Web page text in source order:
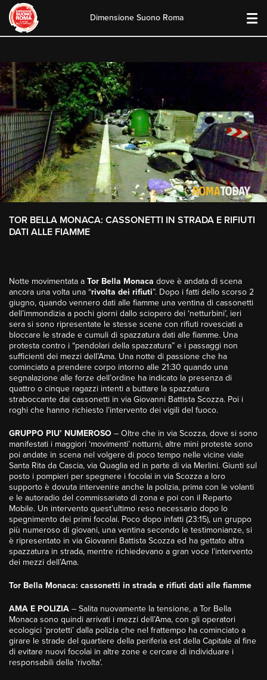
content
Dimensione Suono Roma
TOR BELLA MONACA: CASSONETTI IN STRADA E RIFIUTI
DATI ALLE FIAMME
Notte movimentata a Tor Bella Monaca dove è andata di scena
ancora una volta una “rivolta dei rifiuti”. Dopo i fatti dello scorso 2
giugno, quando vennero dati alle fiamme una ventina di cassonetti
dell’immondizia a pochi giorni dallo sciopero dei ‘netturbini’, ieri
sera si sono ripresentate le stesse scene con rifiuti rovesciati a
bloccare le strade e cumuli di spazzatura dati alle fiamme. Una
protesta contro i “pendolari della spazzatura” e i passaggi non
sufficienti dei mezzi dell’Ama. Una notte di passione che ha
cominciato a prendere corpo intorno alle 21:30 quando una
segnalazione alle forze dell’ordine ha indicato la presenza di
quattro o cinque ragazzi intenti a buttare la spazzatura
straboccante dai cassonetti in via Giovanni Battista Scozza. Poi i
roghi che hanno richiesto l’intervento dei vigili del fuoco.
GRUPPO PIU’ NUMEROSO – Oltre che in via Scozza, dove si sono
manifestati i maggiori ‘movimenti’ notturni, altre mini proteste sono
poi andate in scena nel volgere di poco tempo nelle vicine viale
Santa Rita da Cascia, via Quaglia ed in parte di via Merlini. Giunti sul
posto i pompieri per spegnere i focolai in via Scozza a loro
supporto è dovuta intervenire anche la polizia, prima con le volanti
e le autoradio del commissariato di zona e poi con il Reparto
Mobile. Un intervento quest’ultimo reso necessario dopo lo
spegnimento dei primi focolai. Poco dopo infatti (23:15), un gruppo
più numeroso di giovani, una ventina secondo le testimonianze, si
è ripresentato in via Giovanni Battista Scozza ed ha gettato altra
spazzatura in strada, mentre richiedevano a gran voce l’intervento
dei mezzi dell’Ama.
Tor Bella Monaca: cassonetti in strada e rifiuti dati alle fiamme
AMA E POLIZIA – Salita nuovamente la tensione, a Tor Bella
Monaca sono quindi arrivati i mezzi dell’Ama, con gli operatori
ecologici ‘protetti’ dalla polizia che nel frattempo ha cominciato a
girare le strade del quartiere della periferia est della Capitale al fine
di evitare nuovi focolai in altre zone e cercare di individuare i
responsabili della ‘rivolta’.